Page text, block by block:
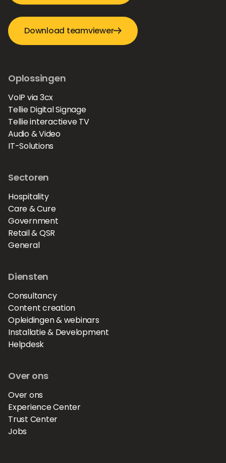
Download teamviewer
Oplossingen
VoIP via 3cx
Tellie Digital Signage
Tellie interactieve TV
Audio & Video
IT-Solutions
Sectoren
Hospitality
Care & Cure
Government
Retail & QSR
General
Diensten
Consultancy
Content creation
Opleidingen & webinars
Installatie & Development
Helpdesk
Over ons
Over ons
Experience Center
Trust Center
Jobs